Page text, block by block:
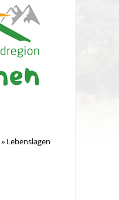
» Lebenslagen